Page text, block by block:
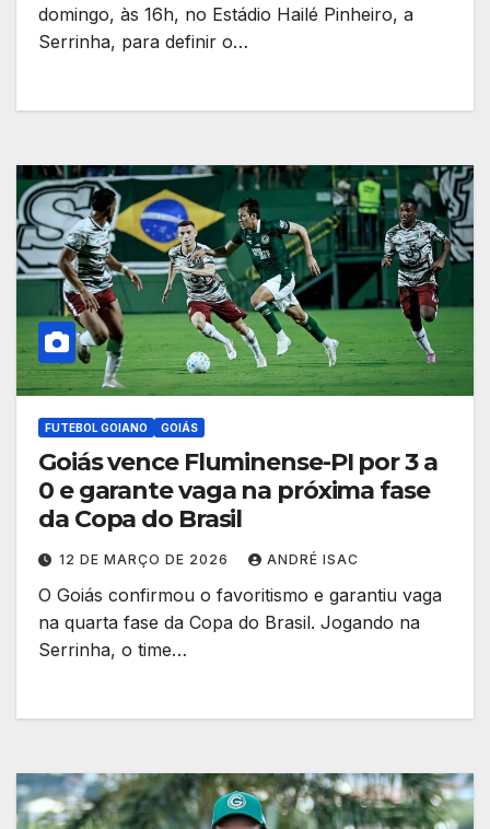
domingo, às 16h, no Estádio Hailé Pinheiro, a
Serrinha, para definir o…
FUTEBOL GOIANO GOIÁS
Goiás vence Fluminense-PI por 3 a
0 e garante vaga na próxima fase
da Copa do Brasil
12 DE MARÇO DE 2026 ANDRÉ ISAC
O Goiás confirmou o favoritismo e garantiu vaga
na quarta fase da Copa do Brasil. Jogando na
Serrinha, o time…